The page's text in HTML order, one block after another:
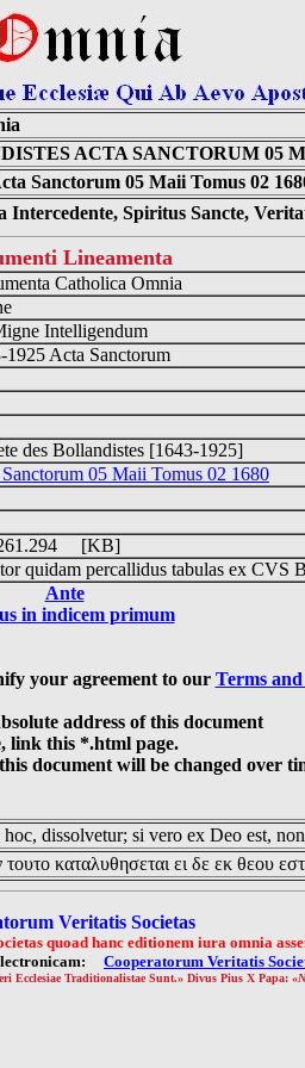
ACTA SANCTORUM 05
Sanctorum 05 Maii Tomus 02
Spiritus Sancte,
Lineamenta
Catholica Omnia
Intelligendum
Acta Sanctorum
des Bollandistes [1643-1925]
05 Maii Tomus 02 1680
[KB]
quidam percallidus tabulas ex CVS
Ante
in indicem primum
your agreement to our Terms
address of this document
link this *.html page.
document will be changed over
dissolvetur; si vero ex Deo est,
καταλυθησεται ει δε εκ θεου
Veritatis Societas
quoad hanc editionem iura omnia
Cooperatorum Veritatis
Ecclesiae Traditionalistae Sunt.» Divus Pius X Papa: «